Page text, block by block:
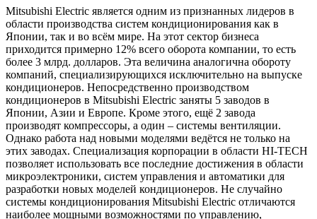
Mitsubishi Electric является одним из признанных лидеров в
области производства систем кондиционирования как в
Японии, так и во всём мире. На этот сектор бизнеса
приходится примерно 12% всего оборота компании, то есть
более 3 млрд. долларов. Эта величина аналогична обороту
компаний, специализирующихся исключительно на выпуске
кондиционеров. Непосредственно производством
кондиционеров в Mitsubishi Electric заняты 5 заводов в
Японии, Азии и Европе. Кроме этого, ещё 2 завода
производят компрессоры, а один – системы вентиляции.
Однако работа над новыми моделями ведётся не только на
этих заводах. Специализация корпорации в области HI-TECH
позволяет использовать все последние достижения в области
микроэлектроники, систем управления и автоматики для
разработки новых моделей кондиционеров. Не случайно
системы кондиционирования Mitsubishi Electric отличаются
наиболее мощными возможностями по управлению,